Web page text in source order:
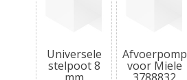
Universele
stelpoot 8
Afvoerpomp
voor Miele